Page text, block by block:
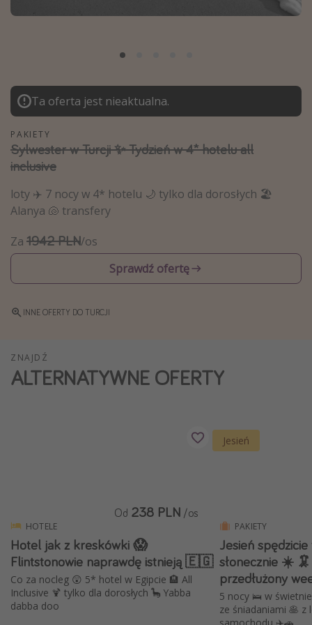
Albania
Malediwy
Azja Południowo-Wschodnia
Tajlandia
Wszystkie kierunki
Rodzaj wyjazdu
Wakacje Last Minute
Wakacje All Inclusive
Wakacje do 1000 PLN
Wakacje z dziećmi
Noclegi z prywatnym jacuzzi w pokoju/na tarasie
City Break
Hotele SPA i wellness
Newsy, ciekawostki, porady podróżnicze
Najlepsze aplikacje podróżnicze
Kalendarz podróży
Ta oferta jest nieaktualna.
PAKIETY
Sylwester w Turcji ✨ Tydzień w 4* hotelu all
inclusive
loty ✈️ 7 nocy w 4* hotelu 🌙 tylko dla dorosłych 🏖️
Alanya 🐚 transfery
Za 1942 PLN/os
Sprawdź ofertę
INNE OFERTY DO TURCJI
ZNAJDŹ
ALTERNATYWNE OFERTY
HOTELE
Hotel jak z kreskówki 😱
Flintstonowie naprawdę istnieją 🇪🇬
Co za nocleg 😲 5* hotel w Egipcie 🏨 All
Inclusive 🍹 tylko dla dorosłych 🦕 Yabba
dabba doo
Od 238 PLN /os
Jesień
PAKIETY
Jesień
słonecznie ☀️
przedłużony
5 nocy 🛌 w
ze śniadaniami 🥞